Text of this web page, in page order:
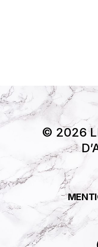
© 2026